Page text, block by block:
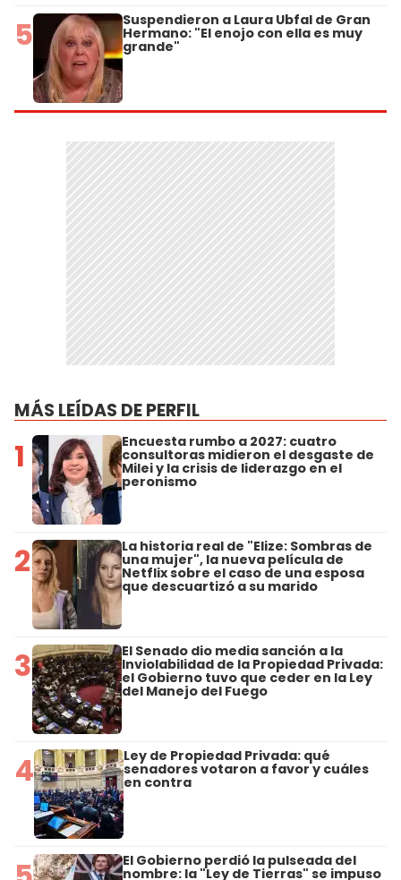
5 Suspendieron a Laura Ubfal de Gran
Hermano: "El enojo con ella es muy
grande"
MÁS LEÍDAS DE PERFIL
1 Encuesta rumbo a 2027: cuatro
consultoras midieron el desgaste de
Milei y la crisis de liderazgo en el
peronismo
2 La historia real de "Elize: Sombras de
una mujer", la nueva película de
Netflix sobre el caso de una esposa
que descuartizó a su marido
3 El Senado dio media sanción a la
Inviolabilidad de la Propiedad Privada:
el Gobierno tuvo que ceder en la Ley
del Manejo del Fuego
4 Ley de Propiedad Privada: qué
senadores votaron a favor y cuáles
en contra
El Gobierno perdió la pulseada del
nombre: la "Ley de Tierras" se impuso